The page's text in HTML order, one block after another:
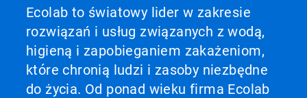
Ecolab to światowy lider w zakresie
rozwiązań i usług związanych z wodą,
higieną i zapobieganiem zakażeniom,
które chronią ludzi i zasoby niezbędne
do życia. Od ponad wieku firma Ecolab